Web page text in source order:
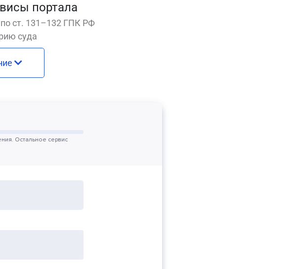
портала
ст. 131–132 ГПК РФ
суда
Остальное сервис